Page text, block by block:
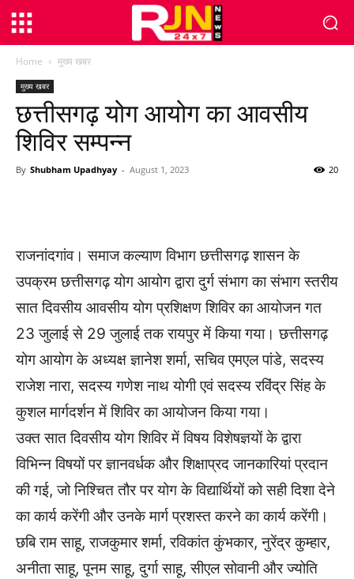
Home मुख्य खबर
मुख्य खबर
छत्तीसगढ़ योग आयोग का आवसीय
शिविर सम्पन्न
By Shubham Upadhyay - August 1, 2023 20
राजनांदगांव। समाज कल्याण विभाग छत्तीसगढ़ शासन के
उपक्रम छत्तीसगढ़ योग आयोग द्वारा दुर्ग संभाग का संभाग स्तरीय
सात दिवसीय आवसीय योग प्रशिक्षण शिविर का आयोजन गत
23 जुलाई से 29 जुलाई तक रायपुर में किया गया। छत्तीसगढ़
योग आयोग के अध्यक्ष ज्ञानेश शर्मा, सचिव एमएल पांडे, सदस्य
राजेश नारा, सदस्य गणेश नाथ योगी एवं सदस्य रविंद्र सिंह के
कुशल मार्गदर्शन में शिविर का आयोजन किया गया।
उक्त सात दिवसीय योग शिविर में विषय विशेषज्ञयों के द्वारा
विभिन्न विषयों पर ज्ञानवर्धक और शिक्षाप्रद जानकारियां प्रदान
की गई, जो निश्चित तौर पर योग के विद्यार्थियों को सही दिशा देने
का कार्य करेंगी और उनके मार्ग प्रशस्त करने का कार्य करेंगी।
छबि राम साहू, राजकुमार शर्मा, रविकांत कुंभकार, नुरेंद्र कुम्हार,
अनीता साहू, पूनम साहू, दुर्गा साहू, सीएल सोवानी और ज्योति